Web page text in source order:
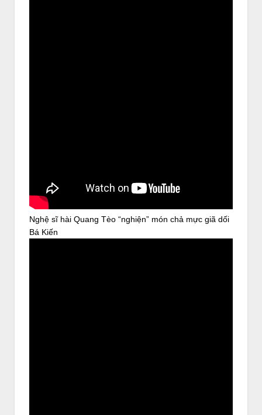
Nghệ sĩ hài Quang Tèo “nghiện” món chả mực giã dối
Bá Kiến